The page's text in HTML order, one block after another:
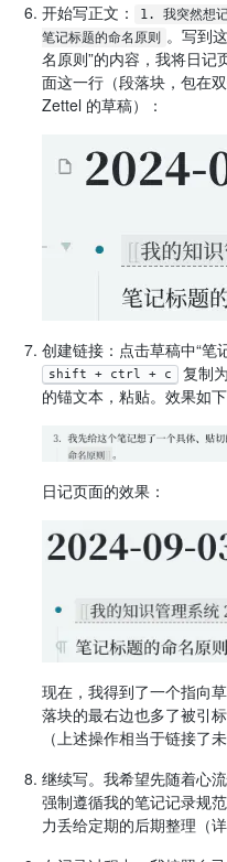
开始写正文：
1. 我突然想
笔记标题的命名原则
。写到
名原则”的内容，我将日记
面这一行（段落块，包在
Zettel 的草稿）：
创建链接：点击草稿中“笔
shift + ctrl + c
复制
的锚文本，粘贴。效果如下
日记页面的效果：
现在，我得到了一个指向
落块的最右边也多了被引
（上述操作相当于链接了
继续写。我希望先随着心
强制遵循我的笔记记录规
力丢给定期的后期整理（